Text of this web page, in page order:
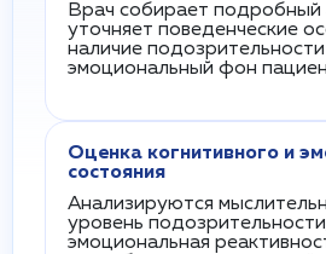
Врач собирает подробный
уточняет поведенческие
наличие
эмоциональный фон
Оценка когнитивного и
состояния
Анализируются
уровень
эмоциональная